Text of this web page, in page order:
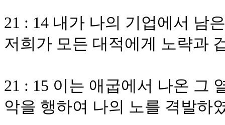
21 : 14 내가 나의 기업에서 남
저희가 모든 대적에게 노략과
21 : 15 이는 애굽에서 나온 그
악을 행하여 나의 노를 격발하